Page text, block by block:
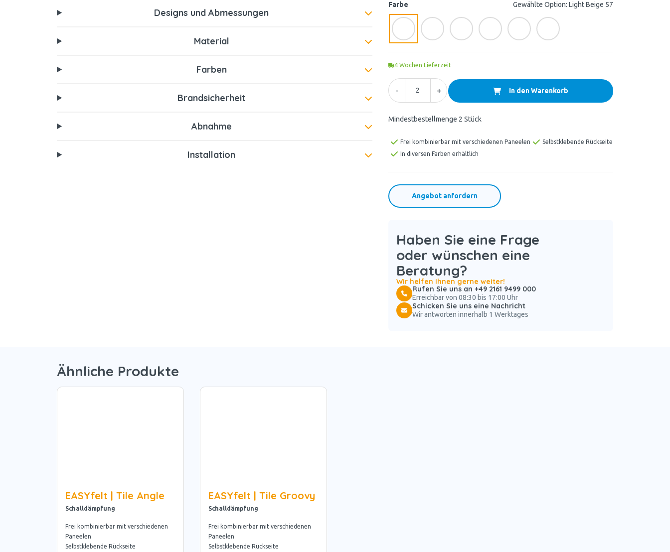
Farbe Gewählte Option: Light Beige 57
4 Wochen Lieferzeit
- + In den Warenkorb
Mindestbestellmenge 2 Stück
Frei kombinierbar mit verschiedenen Paneelen
Selbstklebende Rückseite
In diversen Farben erhältlich
Angebot anfordern
Haben Sie eine Frage
oder wünschen eine
Beratung?
Wir helfen Ihnen gerne weiter!
Rufen Sie uns an +49 2161 9499 000
Erreichbar von 08:30 bis 17:00 Uhr
Schicken Sie uns eine Nachricht
Wir antworten innerhalb 1 Werktages
Designs und Abmessungen
Material
Farben
Brandsicherheit
Abnahme
Installation
Ähnliche Produkte
EASYfelt | Tile Angle
Schalldämpfung
Frei kombinierbar mit verschiedenen
Paneelen
Selbstklebende Rückseite
EASYfelt | Tile Groovy
Schalldämpfung
Frei kombinierbar mit verschiedenen
Paneelen
Selbstklebende Rückseite